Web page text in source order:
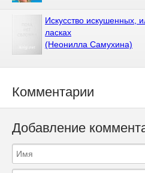
Искусство искушенных,
ласках
(Неонилла Самухина)
Комментарии
Добавление